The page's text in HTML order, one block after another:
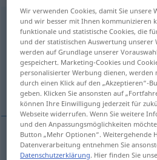
verkündenv/t <-e-;sans ge>
Übersicht aller
(Für mehr Details die Übersetzung
annoncer, proclamer,
annoncer verkündena. FIG
Wir verwenden Cookies, damit Sie unsere
und wir besser mit Ihnen kommunizieren
funktionale und statistische Cookies, die
und der statistischen Auswertung unserer
werden auf Grundlage unserer
gespeichert. Marketing-Cookies und
personalisierter Werbung dienen, werden
durch einen Klick auf den „Akzeptieren“-
geben. Klicken Sie ansonsten auf
können Ihre Einwilligung jederzeit für
Webseite widerrufen. Wenn Sie weitere
und den Anpassungsmöglichkeiten
Button „Mehr Optionen“. Weitergehende
Datenverarbeitung entnehmen Sie
Datenschutzerklärung. Hier finden Sie